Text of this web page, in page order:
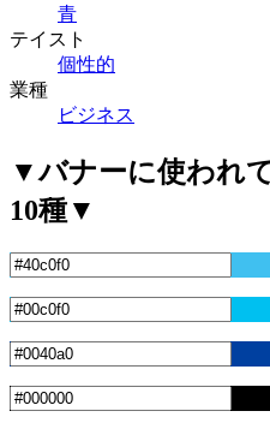
青
テイスト
個性的
業種
ビジネス
▼バナーに使われ
10種▼